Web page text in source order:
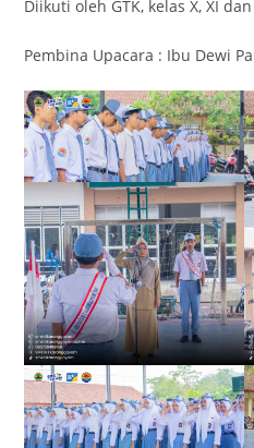
Diikuti oleh GTK, kelas X, XI dan
Pembina Upacara : Ibu Dewi